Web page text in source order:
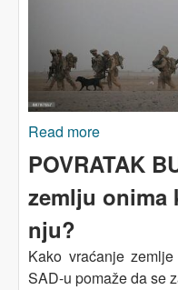
Read more
POVRATAK
zemlju onima
nju?
Kako vraćanje
SAD-u pomaže da se